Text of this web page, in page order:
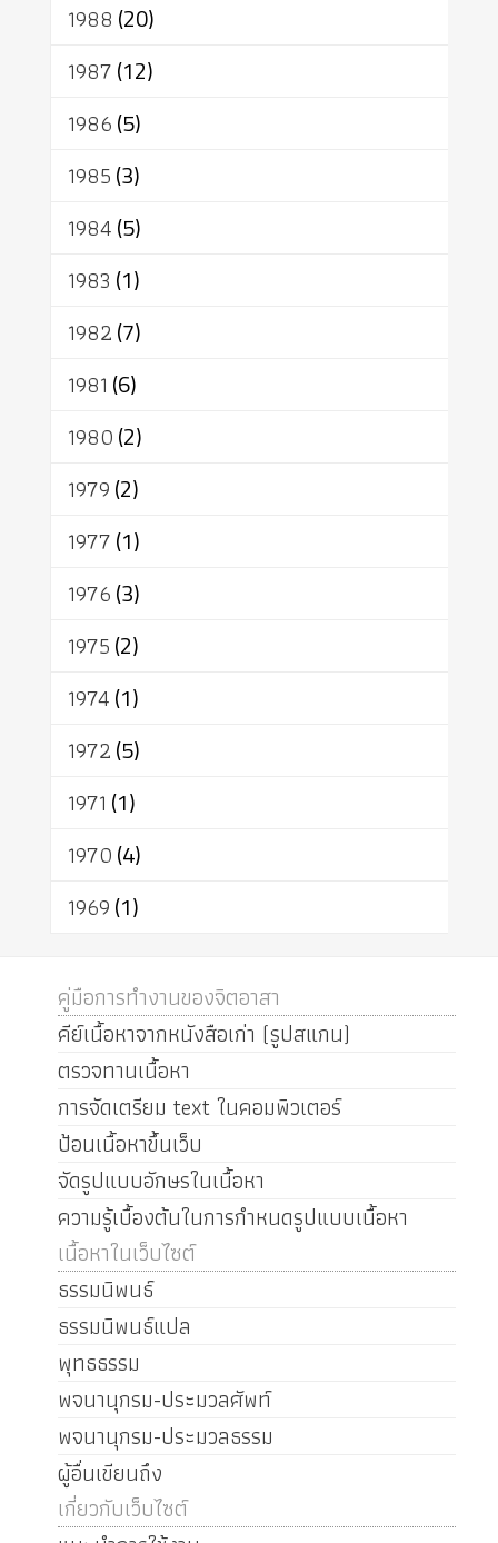
1988 (20)
1987(12)
1986(5)
1985(3)
1984(5)
1983 (1)
1982(7)
1981 (6)
1980(2)
1979(2)
1977(1)
1976(3)
1975(2)
1974(1)
1972(5)
1971 (1)
1970(4)
1969(1)
คู่มือการทำงานของจิตอาสา
คีย์เนื้อหาจากหนังสือเก่า (รูปสแกน)
ตรวจทานเนื้อหา
การจัดเตรียม text ในคอมพิวเตอร์
ป้อนเนื้อหาขึ้นเว็บ
จัดรูปแบบอักษรในเนื้อหา
ความรู้เบื้องต้นในการกำหนดรูปแบบเนื้อหา
เนื้อหาในเว็บไซต์
ธรรมนิพนธ์
ธรรมนิพนธ์แปล
พุทธธรรม
พจนานุกรม-ประมวลศัพท์
พจนานุกรม-ประมวลธรรม
ผู้อื่นเขียนถึง
เกี่ยวกับเว็บไซต์